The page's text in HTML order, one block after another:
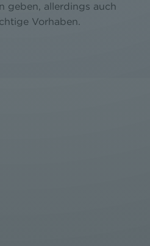
geben, allerdings auch
Vorhaben.